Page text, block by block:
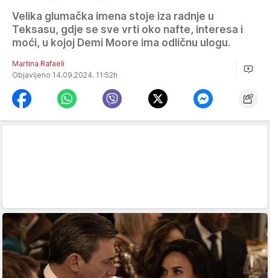
Velika glumačka imena stoje iza radnje u
Teksasu, gdje se sve vrti oko nafte, interesa i
moći, u kojoj Demi Moore ima odličnu ulogu.
Martina Rafaeli
Objavljeno 14.09.2024. 11:52h